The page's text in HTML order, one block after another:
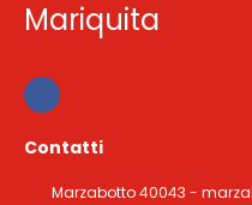
Mariquita
Contatti
Marzabotto 40043 -